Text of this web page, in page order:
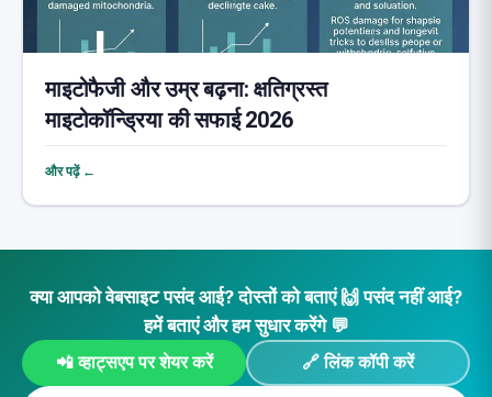
माइटोफैजी और उम्र बढ़ना: क्षतिग्रस्त
माइटोकॉन्ड्रिया की सफाई 2026
और पढ़ें ←
क्या आपको वेबसाइट पसंद आई? दोस्तों को बताएं 🙌 पसंद नहीं आई?
हमें बताएं और हम सुधार करेंगे 💬
📲 व्हाट्सएप पर शेयर करें 🔗 लिंक कॉपी करें